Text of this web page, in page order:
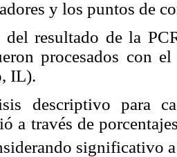
y los puntos de
del resultado de la
procesados con
IL).
descriptivo para
a través de
significativo